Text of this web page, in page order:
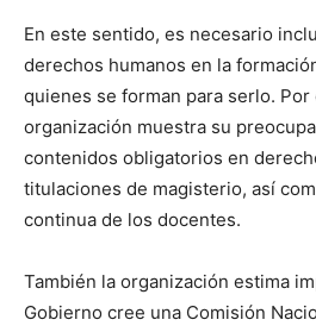
En este sentido, es necesario
derechos humanos en la
quienes se forman para serlo. Por
organización muestra su
contenidos obligatorios en
titulaciones de magisterio, así
continua de los docentes.
También la organización estima
Gobierno cree una Comisión